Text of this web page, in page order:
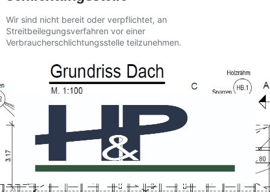
Wir sind nicht bereit oder verpflichtet, an
Streitbeilegungsverfahren vor einer
Verbraucherschlichtungsstelle teilzunehmen.